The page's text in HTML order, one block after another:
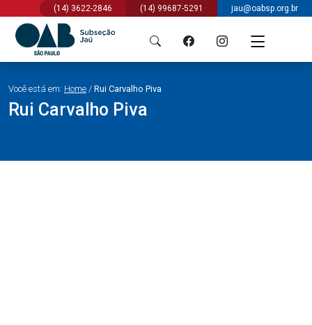
(14) 3622-2846 (14) 99687-5291 jau@oabsp.org.br
Você está em: Home / Rui Carvalho Piva
Rui Carvalho Piva